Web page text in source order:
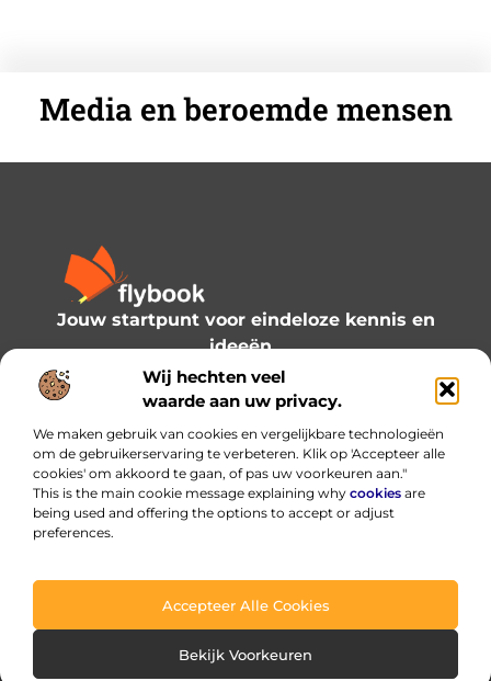
Wij hechten veel
waarde aan uw privacy.
We maken gebruik van cookies en vergelijkbare technologieën
om de gebruikerservaring te verbeteren. Klik op 'Accepteer alle
cookies' om akkoord te gaan, of pas uw voorkeuren aan."
This is the main cookie message explaining why cookies are
being used and offering the options to accept or adjust
preferences.
Accepteer Alle Cookies
Bekijk Voorkeuren
Media en beroemde mensen
Jouw startpunt voor eindeloze kennis en
ideeën.
Verken onze blogs en artikelen en laat je
inspireren door een wereld vol inzichten.
Bericht categorie
Onze informatie
@2025 www.flybook.nl. All Right Reserved.